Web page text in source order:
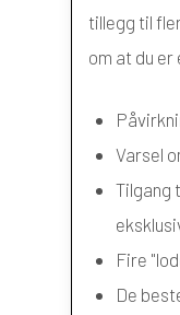
tillegg til
om at du
Varsel
Tilgang
Fire
De